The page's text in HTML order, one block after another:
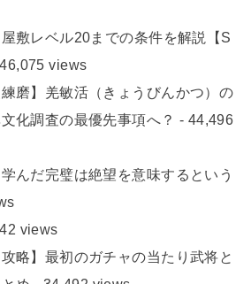
屋敷レベル20までの条件を解説【S
views
練磨】羌敏活（きょうびんかつ）の
化調査の最優先事項へ？ - 44,496
んだ完璧は絶望を意味するという
views
攻略】最初のガチャの当たり武将と